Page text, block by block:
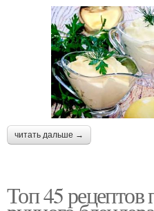
читать дальше →
Топ 45 рецептов